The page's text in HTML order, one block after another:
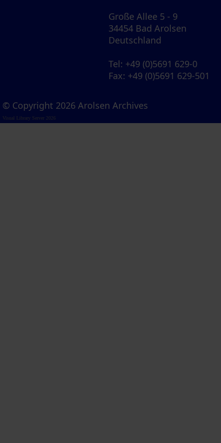
Große Allee 5 - 9
34454 Bad Arolsen
Deutschland
Tel: +49 (0)5691 629-0
Fax: +49 (0)5691 629-501
© Copyright 2026 Arolsen Archives
Visual Library Server 2026